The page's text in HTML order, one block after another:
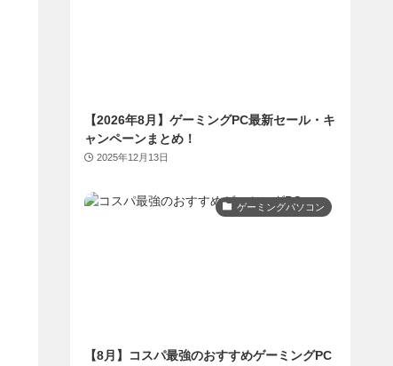
【2026年8月】ゲーミングPC最新セール・キ
ャンペーンまとめ！
2025年12月13日
ゲーミングパソコン
【8月】コスパ最強のおすすめゲーミングPC